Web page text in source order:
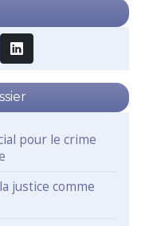
pour le crime
justice comme